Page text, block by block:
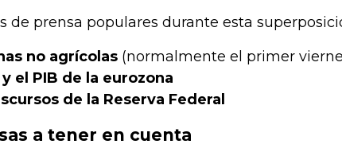
de prensa populares durante esta
no agrícolas (normalmente el primer
el PIB de la eurozona
de la Reserva Federal
a tener en cuenta